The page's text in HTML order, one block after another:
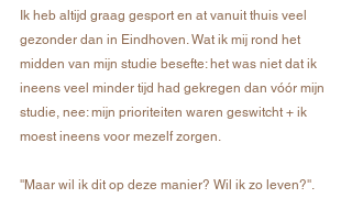
Ik heb altijd graag gesport en at vanuit thuis veel
gezonder dan in Eindhoven. Wat ik mij rond het
midden van mijn studie besefte: het was niet dat ik
ineens veel minder tijd had gekregen dan vóór mijn
studie, nee: mijn prioriteiten waren geswitcht + ik
moest ineens voor mezelf zorgen.
''Maar wil ik dit op deze manier? Wil ik zo leven?''.